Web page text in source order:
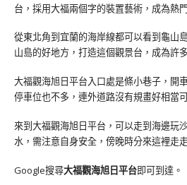
台，採用大福兩個字的裝置藝術，成為熱
從東北角到宜蘭的海岸線都可以看到龜山
山島的好地方，打造這個觀景台，成為許
大福觀海旭日平台入口處是條小巷子，開
停車位也不多，連外道路沒有規畫好相當
來到大福觀海旭日平台，可以走到海邊玩
水，需注意自身安全，傍晚時分來這裡走
Google搜尋大福觀海旭日平台即可到達。